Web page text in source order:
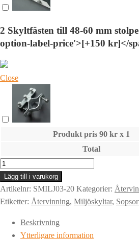
2 Skyltfästen till 48-60 mm
option-label-price'>[+150 kr]</
Close
Produkt pris 90kr x 1
Total
Skylt
METALLFÖRPACKNINGAR
|
mängd
Lägg till i varukorg
Artikelnr: SMILJ03-20 Kategorier:
Etiketter: Återvinning, Miljöskyltar,
Beskrivning
Ytterligare information